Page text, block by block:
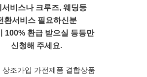
서비스나 크루즈, 웨딩등
환서비스 필요하신분
100% 환급 받으실 등등만
신청해 주세요.
상조가입 가전제품 결합상품